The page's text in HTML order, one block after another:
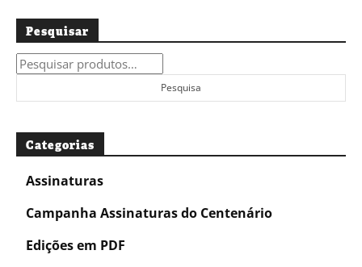
Pesquisar
Pesquisar
por:
Pesquisa
Categorias
Assinaturas
Campanha Assinaturas do Centenário
Edições em PDF